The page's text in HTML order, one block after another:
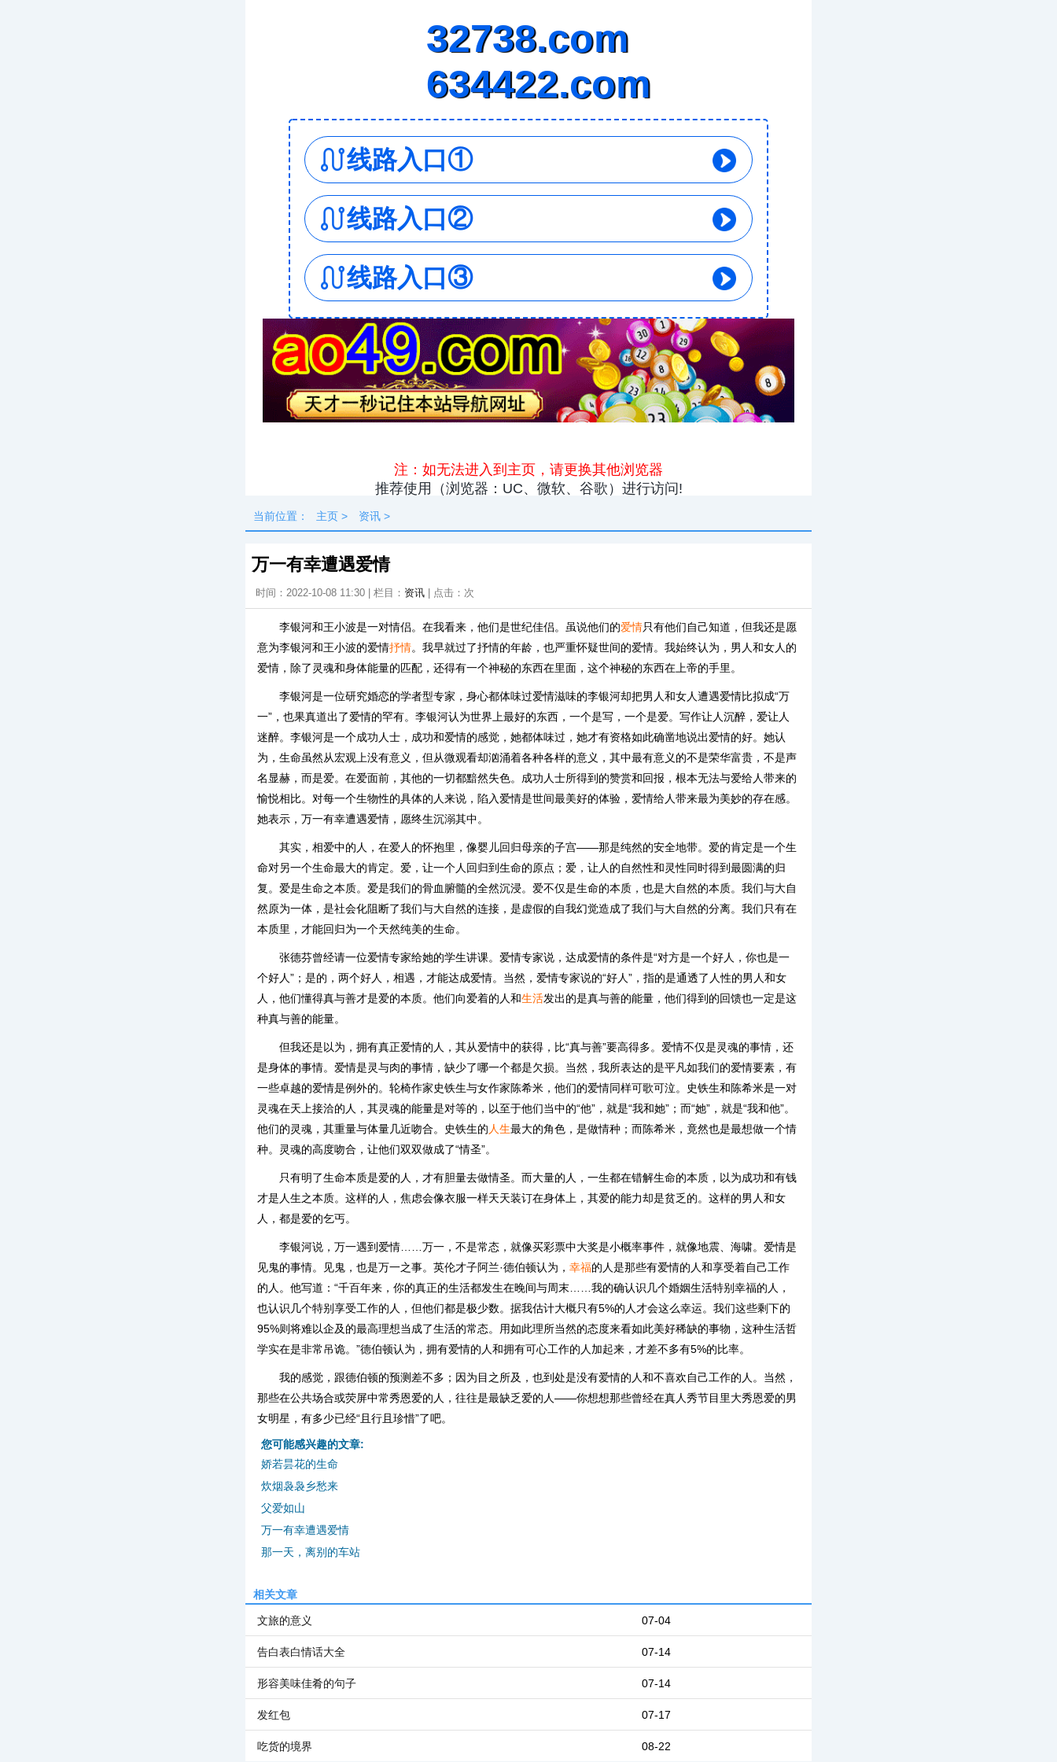
头条 原创 资讯 热点
专题
当前位置： 主页 > 资讯 >
万一有幸遭遇爱情
时间：2022-10-08 11:30 | 栏目： 资讯 | 点击： 次
李银河和王小波是一对情侣。在我看来，他们是世纪佳侣。虽说他们的爱情只有他们自己知道，但我还是愿
意为李银河和王小波的爱情抒情。我早就过了抒情的年龄，也严重怀疑世间的爱情。我始终认为，男人和女人的
爱情，除了灵魂和身体能量的匹配，还得有一个神秘的东西在里面，这个神秘的东西在上帝的手里。
李银河是一位研究婚恋的学者型专家，身心都体味过爱情滋味的李银河却把男人和女人遭遇爱情比拟成“万
一”，也果真道出了爱情的罕有。李银河认为世界上最好的东西，一个是写，一个是爱。写作让人沉醉，爱让人
迷醉。李银河是一个成功人士，成功和爱情的感觉，她都体味过，她才有资格如此确凿地说出爱情的好。她认
为，生命虽然从宏观上没有意义，但从微观看却汹涌着各种各样的意义，其中最有意义的不是荣华富贵，不是声
名显赫，而是爱。在爱面前，其他的一切都黯然失色。成功人士所得到的赞赏和回报，根本无法与爱给人带来的
愉悦相比。对每一个生物性的具体的人来说，陷入爱情是世间最美好的体验，爱情给人带来最为美妙的存在感。
她表示，万一有幸遭遇爱情，愿终生沉溺其中。
其实，相爱中的人，在爱人的怀抱里，像婴儿回归母亲的子宫——那是纯然的安全地带。爱的肯定是一个生
命对另一个生命最大的肯定。爱，让一个人回归到生命的原点；爱，让人的自然性和灵性同时得到最圆满的归
复。爱是生命之本质。爱是我们的骨血腑髓的全然沉浸。爱不仅是生命的本质，也是大自然的本质。我们与大自
然原为一体，是社会化阻断了我们与大自然的连接，是虚假的自我幻觉造成了我们与大自然的分离。我们只有在
本质里，才能回归为一个天然纯美的生命。
张德芬曾经请一位爱情专家给她的学生讲课。爱情专家说，达成爱情的条件是“对方是一个好人，你也是一
个好人”；是的，两个好人，相遇，才能达成爱情。当然，爱情专家说的“好人”，指的是通透了人性的男人和女
人，他们懂得真与善才是爱的本质。他们向爱着的人和生活发出的是真与善的能量，他们得到的回馈也一定是这
种真与善的能量。
但我还是以为，拥有真正爱情的人，其从爱情中的获得，比“真与善”要高得多。爱情不仅是灵魂的事情，还
是身体的事情。爱情是灵与肉的事情，缺少了哪一个都是欠损。当然，我所表达的是平凡如我们的爱情要素，有
一些卓越的爱情是例外的。轮椅作家史铁生与女作家陈希米，他们的爱情同样可歌可泣。史铁生和陈希米是一对
灵魂在天上接洽的人，其灵魂的能量是对等的，以至于他们当中的“他”，就是“我和她”；而“她”，就是“我和他”。
他们的灵魂，其重量与体量几近吻合。史铁生的 人生最大的角色，是做情种；而陈希米，竟然也是最想做一个情
种。灵魂的高度吻合，让他们双双做成了“情圣”。
只有明了生命本质是爱的人，才有胆量去做情圣。而大量的人，一生都在错解生命的本质，以为成功和有钱
才是人生之本质。这样的人，焦虑会像衣服一样天天装订在身体上，其爱的能力却是贫乏的。这样的男人和女
人，都是爱的乞丐。
李银河说，万一遇到爱情……万一，不是常态，就像买彩票中大奖是小概率事件，就像地震、海啸。爱情是
见鬼的事情。见鬼，也是万一之事。英伦才子阿兰·德伯顿认为， 幸福的人是那些有爱情的人和享受着自己工作
的人。他写道：“千百年来，你的真正的生活都发生在晚间与周末……我的确认识几个婚姻生活特别幸福的人，
也认识几个特别享受工作的人，但他们都是极少数。据我估计大概只有5%的人才会这么幸运。我们这些剩下的
95%则将难以企及的最高理想当成了生活的常态。用如此理所当然的态度来看如此美好稀缺的事物，这种生活哲
学实在是非常吊诡。”德伯顿认为，拥有爱情的人和拥有可心工作的人加起来，才差不多有5%的比率。
我的感觉，跟德伯顿的预测差不多；因为目之所及，也到处是没有爱情的人和不喜欢自己工作的人。当然，
那些在公共场合或荧屏中常秀恩爱的人，往往是最缺乏爱的人——你想想那些曾经在真人秀节目里大秀恩爱的男
女明星，有多少已经“且行且珍惜”了吧。
您可能感兴趣的文章:
娇若昙花的生命
炊烟袅袅乡愁来
父爱如山
万一有幸遭遇爱情
那一天，离别的车站
相关文章
07-04
文旅的意义
07-14
告白表白情话大全
07-14
形容美味佳肴的句子
07-17
发红包
08-22
吃货的境界